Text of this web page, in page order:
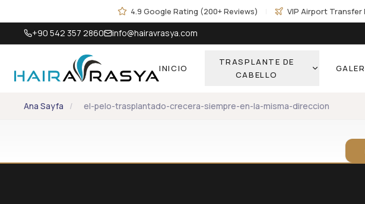
4.9 Google Rating (200+ Reviews) VIP Airport Transfer
+90 542 357 2860 info@hairavrasya.com
INICIO
TRASPLANTE DE
CABELLO
Ana Sayfa / el-pelo-trasplantado-crecera-siempre-en-la-misma-direccion